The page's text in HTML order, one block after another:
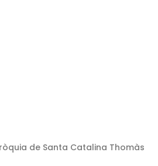
de Santa Catalina Thomàs